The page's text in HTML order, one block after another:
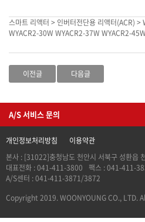
스마트 리액터 > 인버터전단용 리액터(ACR)
WYACR2-30W WYACR2-37W WYACR2-45W
이전글 다음글
A/S 서비스 문의
개인정보처리방침
이용약관
본사 : [31022]충청남도 천안시 서북구 성환읍
대표전화 : 041-411-3800
팩스 : 041-411-
A/S센터 : 041-411-3871/3872
Copyright 2019. WOONYOUNG CO., LTD.